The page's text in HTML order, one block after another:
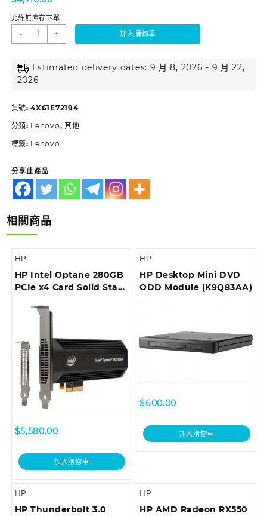
允許無庫存下單
- + 加入購物車
Estimated delivery dates: 9 月 8, 2026 - 9 月 22,
2026
貨號:4X61E72194
分類: Lenovo, 其他
標籤: Lenovo
分享此產品
相關商品
HP
HP Intel Optane 280GB
PCIe x4 Card Solid State
$5,580.00
加入購物車
HP
HP Desktop Mini DVD
ODD Module (K9Q83AA)
$600.00
加入購物車
HP
HP Thunderbolt 3.0
HP
HP AMD Radeon RX550